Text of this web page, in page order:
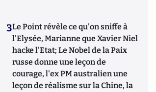
3Le Point révèle ce qu'on sniffe à
l'Elysée, Marianne que Xavier Niel
hacke l'Etat; Le Nobel de la Paix
russe donne une leçon de
courage, l'ex PM australien une
leçon de réalisme sur la Chine, la